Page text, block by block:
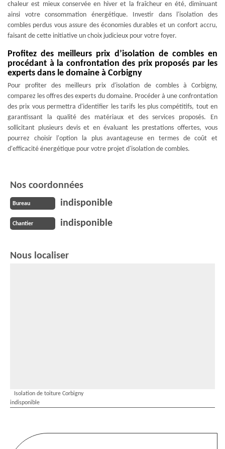
chaleur est mieux conservée en hiver et la fraîcheur en été, diminuant
ainsi votre consommation énergétique. Investir dans l'isolation des
combles perdus vous assure des économies durables et un confort accru,
faisant de cette initiative un choix judicieux pour votre foyer.
Profitez des meilleurs prix d’isolation de combles en
procédant à la confrontation des prix proposés par les
experts dans le domaine à Corbigny
Pour profiter des meilleurs prix d'isolation de combles à Corbigny,
comparez les offres des experts du domaine. Procéder à une confrontation
des prix vous permettra d'identifier les tarifs les plus compétitifs, tout en
garantissant la qualité des matériaux et des services proposés. En
sollicitant plusieurs devis et en évaluant les prestations offertes, vous
pourrez choisir l'option la plus avantageuse en termes de coût et
d'efficacité énergétique pour votre projet d'isolation de combles.
Nos coordonnées
Bureau indisponible
Chantier indisponible
Nous localiser
Isolation de toiture Corbigny
indisponible